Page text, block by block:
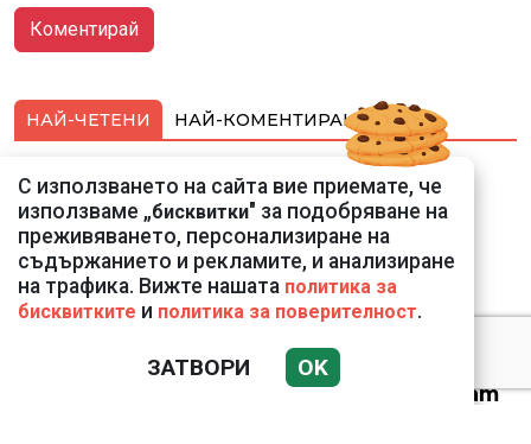
НАЙ-ЧЕТЕНИ НАЙ-КОМЕНТИРАНИ
Подводни кадри от
Корфу разкриха
тревожна картина
Веригите пробутват
С използването на сайта вие приемате, че
използваме „бисквитки" за подобряване на
преживяването, персонализиране на
съдържанието и рекламите, и анализиране
на трафика. Вижте нашата политика за
бисквитките и политика за поверителност.
ЗАТВОРИ OK